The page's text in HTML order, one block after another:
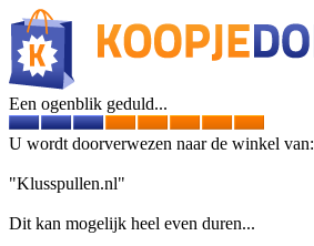
Een ogenblik geduld...
U wordt doorverwezen naar de winkel van:
"Klusspullen.nl"
Dit kan mogelijk heel even duren...